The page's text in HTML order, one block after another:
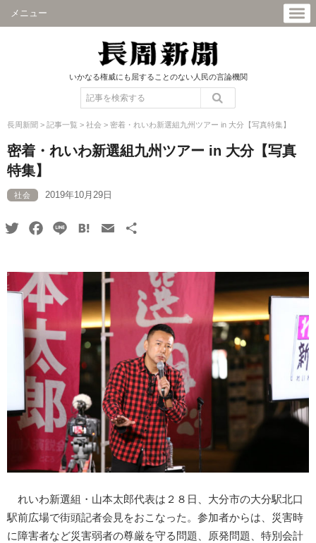
メニュー
いかなる権威にも屈することのない人民の言論機関
長周新聞 > 記事一覧 > 社会 > 密着・れいわ新選組九州ツアー in 大分【写真特集】
密着・れいわ新選組九州ツアー in 大分【写真
特集】
社会 2019年10月29日
TwitterFacebook
Line HatenaEmail
れいわ新選組・山本太郎代表は２８日、大分市の大分駅北口
駅前広場で街頭記者会見をおこなった。参加者からは、災害時
に障害者など災害弱者の尊厳を守る問題、原発問題、特別会計